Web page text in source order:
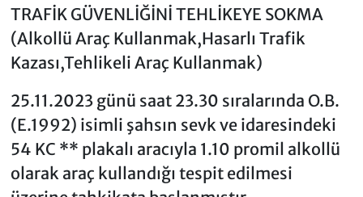
TRAFİK GÜVENLİĞİNİ TEHLİKEYE SOKMA
(Alkollü Araç Kullanmak,Hasarlı Trafik
Kazası,Tehlikeli Araç Kullanmak)
25.11.2023 günü saat 23.30 sıralarında O.B.
(E.1992) isimli şahsın sevk ve idaresindeki
54 KC ** plakalı aracıyla 1.10 promil alkollü
olarak araç kullandığı tespit edilmesi